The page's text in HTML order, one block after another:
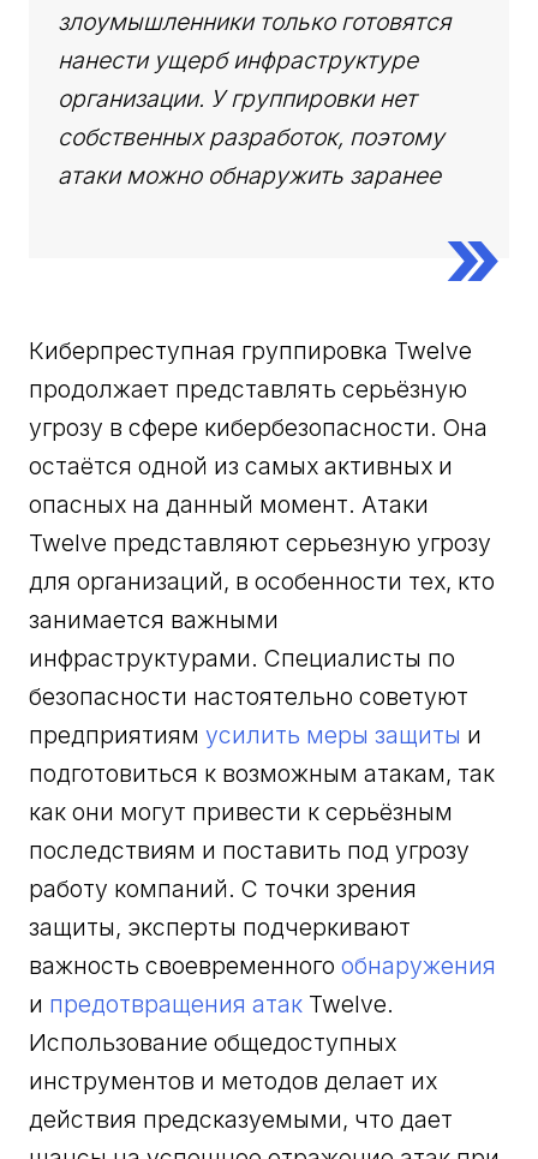
злоумышленники только готовятся
нанести ущерб инфраструктуре
организации. У группировки нет
собственных разработок, поэтому
атаки можно обнаружить заранее
Киберпреступная группировка Twelve
продолжает представлять серьёзную
угрозу в сфере кибербезопасности. Она
остаётся одной из самых активных и
опасных на данный момент. Атаки
Twelve представляют серьезную угрозу
для организаций, в особенности тех, кто
занимается важными
инфраструктурами. Специалисты по
безопасности настоятельно советуют
предприятиямусилить меры защиты и
подготовиться к возможным атакам, так
как они могут привести к серьёзным
последствиям и поставить под угрозу
работу компаний. С точки зрения
защиты, эксперты подчеркивают
важность своевременногообнаружения
и предотвращения атак Twelve.
Использование общедоступных
инструментов и методов делает их
действия предсказуемыми, что дает